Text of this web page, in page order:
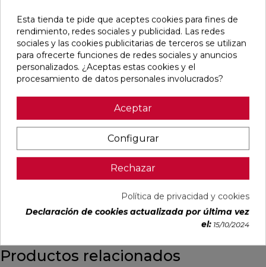
RESISTENCIA
Ref: 36018192 Irsap
(IVA incl.)
Productos relacionados
Esta tienda te pide que aceptes cookies para fines de
rendimiento, redes sociales y publicidad. Las redes
sociales y las cookies publicitarias de terceros se utilizan
para ofrecerte funciones de redes sociales y anuncios
personalizados. ¿Aceptas estas cookies y el
procesamiento de datos personales involucrados?
Aceptar
Configurar
Rechazar
Política de privacidad y cookies
Declaración de cookies actualizada por última vez
el: 15/10/2024